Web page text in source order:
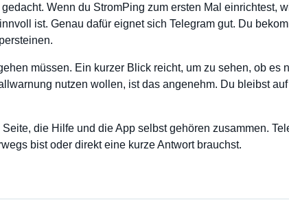
Wenn du StromPing zum ersten Mal einrichtest,
ist. Genau dafür eignet sich Telegram gut. Du
müssen. Ein kurzer Blick reicht, um zu sehen, ob es
nutzen wollen, ist das angenehm. Du bleibst
die Hilfe und die App selbst gehören zusammen.
bist oder direkt eine kurze Antwort brauchst.